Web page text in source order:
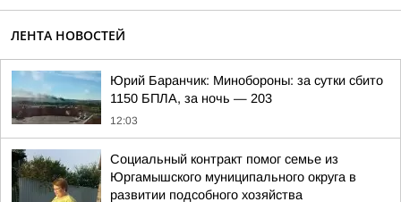
ЛЕНТА НОВОСТЕЙ
Юрий Баранчик: Минобороны: за сутки сбито
1150 БПЛА, за ночь — 203
12:03
Социальный контракт помог семье из
Юргамышского муниципального округа в
развитии подсобного хозяйства